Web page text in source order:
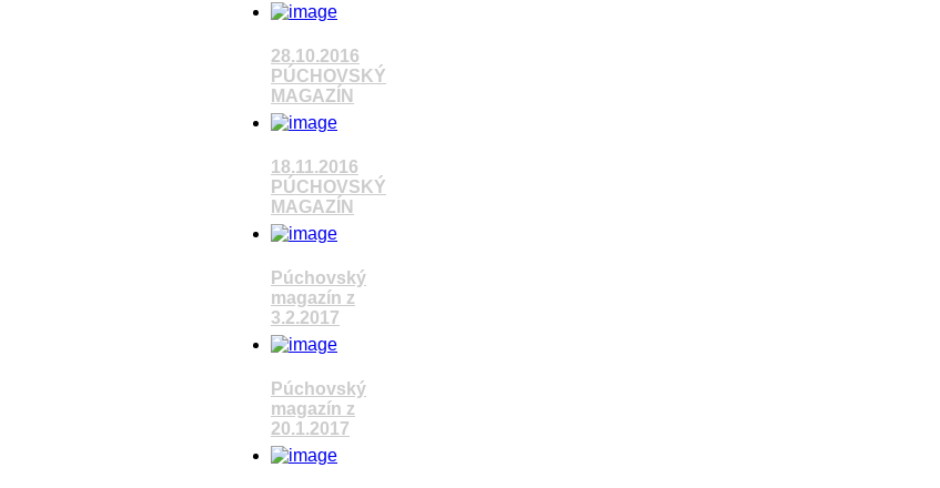
28.10.2016
PÚCHOVSKÝ
MAGAZÍN
18.11.2016
PÚCHOVSKÝ
MAGAZÍN
Púchovský
magazín z
3.2.2017
Púchovský
magazín z
20.1.2017